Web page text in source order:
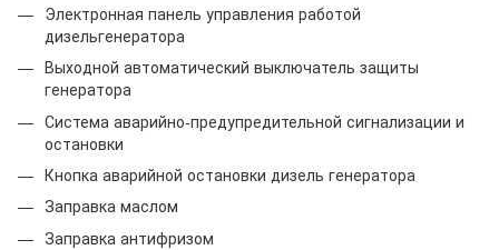
Электронная панель управления работой
дизельгенератора
Выходной автоматический выключатель защиты
генератора
Система аварийно-предупредительной сигнализации и
остановки
Кнопка аварийной остановки дизель генератора
Заправка маслом
Заправка антифризом